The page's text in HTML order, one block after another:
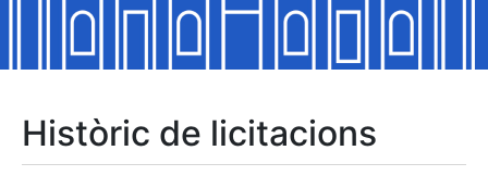
Mostra/Amaga
Mostra/Amaga
Històric de licitacions